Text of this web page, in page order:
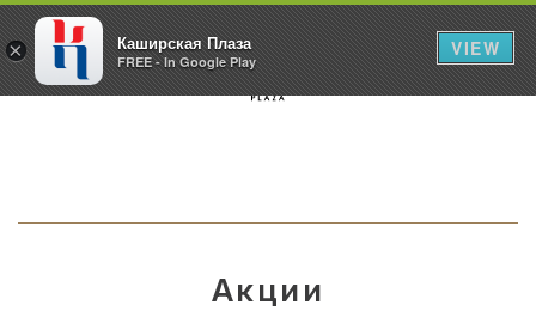
Акции
× Каширская Плаза
FREE - In Google Play
VIEW